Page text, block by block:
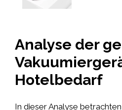
Analyse der
Hotelbedarf
In dieser Analyse